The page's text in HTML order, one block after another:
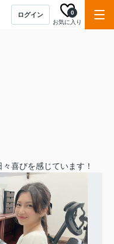
ログイン
お気に入り
0
喜びを感じています！